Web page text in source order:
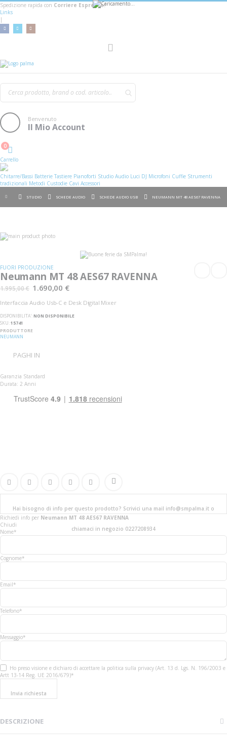
Spedizione rapida con Corriere Espresso!
Links
|
Benvenuto
Il Mio Account
Cart
0
Carrello
Chitarre/Bassi Batterie Tastiere Pianoforti Studio Audio Luci DJ Microfoni Cuffie Strumenti
tradizionali Metodi Custodie Cavi Accessori
STUDIO SCHEDE AUDIO SCHEDE AUDIO USB NEUMANN MT 48 AES67 RAVENNA
Vai
alla
galleria
di
immagini
galleria
di
immagini
FUORI PRODUZIONE
Neumann MT 48 AES67 RAVENNA
1.995,00 € 1.690,00 €
Interfaccia Audio Usb-C e Desk Digital Mixer
DISPONIBILITA':NON DISPONIBILE
SKU 15741
PRODUTTORE
NEUMANN
PAGHI IN
Garanzia Standard
Durata: 2 Anni
Hai bisogno di info per questo prodotto? Scrivici una mail info@smpalma.it o
chiamaci in negozio 0227208934
Richiedi info per Neumann MT 48 AES67 RAVENNA
Chiudi
Nome*
Cognome*
Email*
Telefono*
Messaggio*
Ho preso visione e dichiaro di accettare la politica sulla privacy (Art. 13 d. Lgs. N. 196/2003 e
Artt 13-14 Reg. UE 2016/679)*
Invia richiesta
DESCRIZIONE